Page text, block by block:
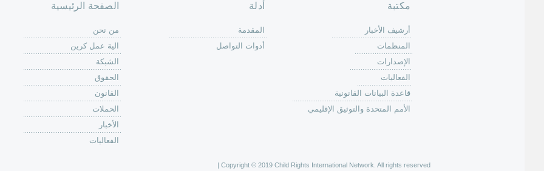
الصفحة الرئيسية
من نحن
الية عمل كرين
الشبكة
الحقوق
القانون
الحملات
الأخبار
الفعاليات
أدلة
المقدمة
أدوات التواصل
مكتبة
أرشيف الأخبار
المنظمات
الإصدارات
الفعاليات
قاعدة البيانات القانونية
الأمم المتحدة والتوثيق الإقليمي
Copyright © 2019 Child Rights International Network. All rights reserved |